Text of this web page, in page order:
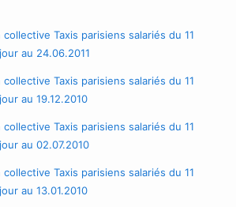
Taxis parisiens salariés du 11
au 24.06.2011
Taxis parisiens salariés du 11
au 19.12.2010
Taxis parisiens salariés du 11
au 02.07.2010
Taxis parisiens salariés du 11
au 13.01.2010